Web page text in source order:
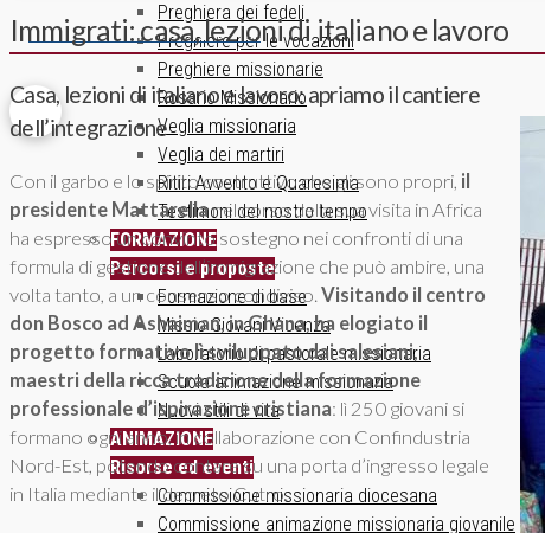
Preghiera dei fedeli
Preghiere per le vocazioni
Preghiere missionarie
Rosario Missionario
Veglia missionaria
Veglia dei martiri
Ritiri Avvento e Quaresima
Testimoni del nostro tempo
FORMAZIONE
Percorsi e proposte
Formazione di base
Missio Giovani Vicenza
Laboratorio di pastorale missionaria
Scuola animazione missionaria
Nuovi stili di vita
ANIMAZIONE
Risorse ed eventi
Commissione missionaria diocesana
Commissione animazione missionaria giovanile
ISCRIZIONE NEWSLETTER
Immigrati: casa, lezioni di italiano e lavoro
Casa, lezioni di italiano e lavoro: apriamo il cantiere
dell’integrazione
Con il garbo e lo spirito costruttivo che gli sono propri, il
presidente Mattarellanel corso della sua visita in Africa
ha espresso un convinto sostegno nei confronti di una
formula di gestione dell’immigrazione che può ambire, una
volta tanto, a un consenso condiviso.Visitando il centro
don Bosco ad Ashaiman, in Ghana, ha elogiato il
progetto formativo lì sviluppato dai salesiani,
maestri della ricca tradizione della formazione
professionale d’ispirazione cristiana: lì 250 giovani si
formano ogni anno, in collaborazione con Confindustria
Nord-Est, potendo contare su una porta d’ingresso legale
in Italia mediante il decreto Cutro.